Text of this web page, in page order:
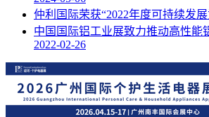
仲利国际荣获“2022年度可持续发
中国国际铝工业展致力推动高性能
2022-02-26